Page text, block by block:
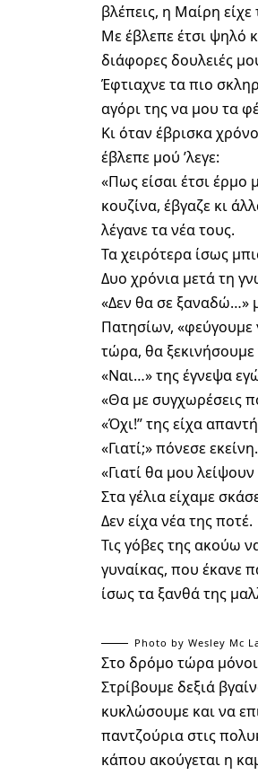
βλέπεις, η Μαίρη
Με έβλεπε έτσι ψηλό
διάφορες δουλειές
Έφτιαχνε τα πιο
αγόρι της να μου τα
Κι όταν έβρισκα
έβλεπε μού ’λεγε:
«Πως είσαι έτσι έρμο
κουζίνα, έβγαζε κι
λέγανε τα νέα τους.
Τα χειρότερα ίσως
Δυο χρόνια μετά τη
«Δεν θα σε ξαναδώ…»
Πατησίων, «φεύγουμε
τώρα, θα
«Ναι…» της έγνεψα
«Θα με συγχωρέσεις
«Όχι!” της είχα
«Γιατί;» πόνεσε εκείνη.
«Γιατί θα μου
Στα γέλια είχαμε
Δεν είχα νέα της ποτέ.
Τις γόβες της ακούω
γυναίκας, που έκανε
ίσως τα ξανθά της
Photo by Wesley Mc
Στο δρόμο τώρα
Στρίβουμε δεξιά
κυκλώσουμε και να
παντζούρια στις
κάπου ακούγεται η